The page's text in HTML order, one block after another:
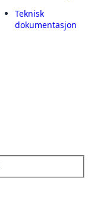
Teknisk
dokumentasjon